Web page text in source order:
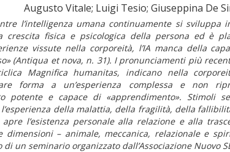
Augusto Vitale; Luigi Tesio; Giuseppina De
l’intelligenza umana continuamente si sviluppa
crescita fisica e psicologica della persona ed è
vissute nella corporeità, l’IA manca della
(Antiqua et nova, n. 31). I pronunciamenti più
Magnifica humanitas, indicano nella
forma a un’esperienza complessa e non
potente e capace di «apprendimento». Stimoli
della malattia, della fragilità, della
l’esistenza personale alla relazione e alla
dimensioni – animale, meccanica, relazionale e
un seminario organizzato dall’Associazione Nuovo